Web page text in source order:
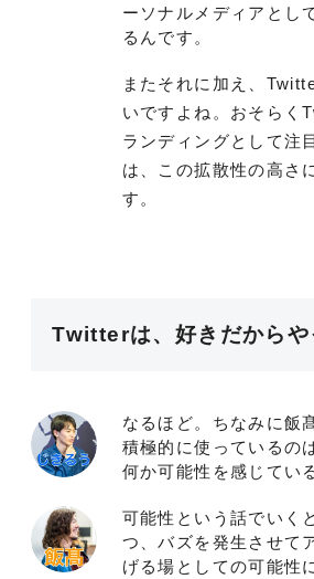
ーソナルメディアとし
るんです。
またそれに加え、
いですよね。おそらく
ランディングとして注
は、この拡散性の高さ
す。
Twitterは、好きだからや
なるほど。ちなみに飯
積極的に使っているの
何か可能性を感じてい
可能性という話でいく
つ、バズを発生させて
げる場としての可能性